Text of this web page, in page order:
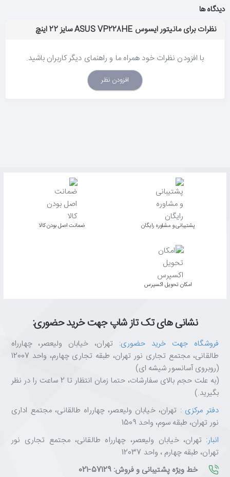
دیدگاه ها
نظرات برای مانیتور ایسوس ASUS VP228HE سایز 22 اینچ
با افزودن نظرات خود همراه ما و راهنمای دیگر کاربران باشید.
افزودن نظر
پشتیبانی و مشاوره رایگان ﺿﻤﺎﻧﺖ اﺻﻞ ﺑﻮدن ﮐﺎﻟﺎ
اﻣﮑﺎن ﺗﺤﻮﯾﻞ اﮐﺴﭙﺮس
نشانی های تک تاز شاپ جهت خرید حضوری:
فروشگاه جهت خرید حضوری: تهران، خیابان ولیعصر، چهارراه
طالقانی، مجتمع تجاری نور تهران، طبقه تجاری چهارم، واحد 12007
(روبروی آسانسور شیشه ای)
(به علت حجم بالای سفارشات، حتما زمان انتظار تا 2 ساعت را در نظر
بگیرید.)
دفتر مرکزی : تهران، خیابان ولیعصر، چهارراه طالقانی، مجتمع اداری
نور تهران، طبقه سوم، واحد 1509
انبار: تهران، خیابان ولیعصر، چهارراه طالقانی، مجتمع تجاری نور
تهران، طبقه چهارم ، واحد 12037
خط ویژه پشتیبانی و فروش: 57129-021